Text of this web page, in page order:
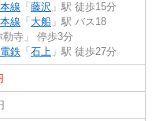
線 「 藤沢 」駅 徒歩15分
線 「 大船 」駅 バス18
勒寺」 停歩3分
鉄 「 石上 」駅 徒歩27分